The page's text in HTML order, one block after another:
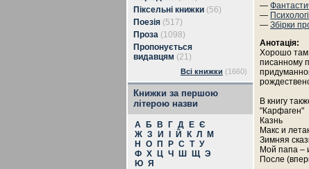
Піксельні книжки (56)
Поезія (517)
Проза (1098)
Пропонується
видавцям (21)
Всі книжки (1660)
Книжки за першою
літерою назви
А Б В Г Д Е Є
Ж З И Й К Л
М
Н
О П Р С Т У
Ф Х Ц Ч Ш Щ Э
Ю Я
—
—
— Збірки
Анотація:
Хорошо
писанному
В книгу
"Карфаген"
Казнь
Макс и
Зимняя
Мой папа –
После